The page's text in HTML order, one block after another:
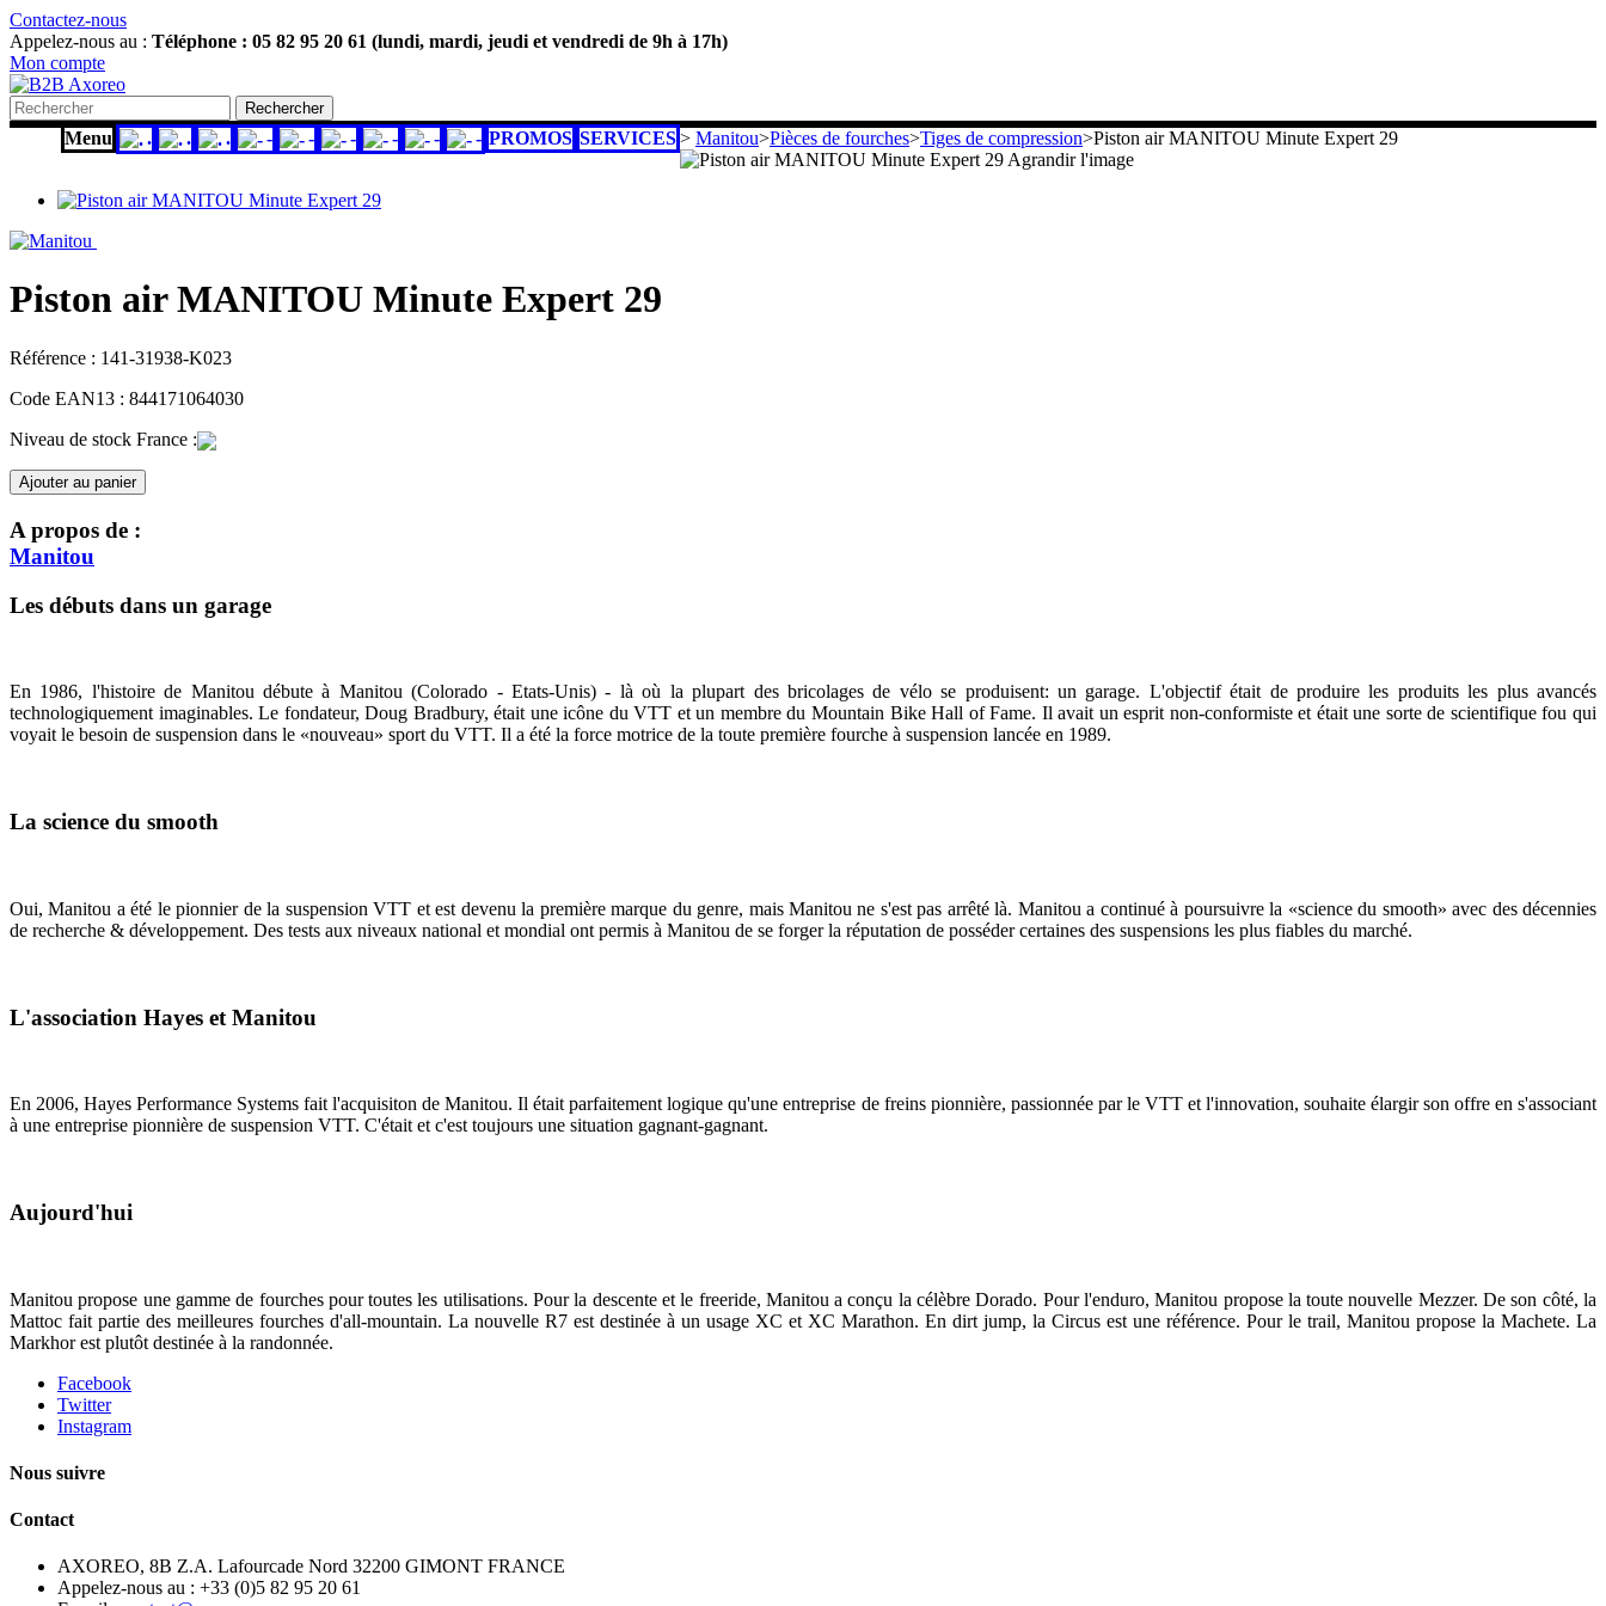
Contactez-nous
Appelez-nous au : Téléphone : 05 82 95 20 61 (lundi, mardi, jeudi et vendredi de 9h à 17h)
Mon compte
Rechercher
Menu . . . - - - - - - PROMOS SERVICES> Manitou>Pièces de fourches>Tiges de compression>Piston air MANITOU Minute Expert 29
Agrandir l'image
Piston air MANITOU Minute Expert 29
Référence : 141-31938-K023
Code EAN13 : 844171064030
Niveau de stock France :
Ajouter au panier
A propos de :
Manitou
Les débuts dans un garage
En 1986, l'histoire de Manitou débute à Manitou (Colorado - Etats-Unis) - là où la plupart des bricolages de vélo se produisent: un garage. L'objectif était de produire les produits les plus avancés
technologiquement imaginables. Le fondateur, Doug Bradbury, était une icône du VTT et un membre du Mountain Bike Hall of Fame. Il avait un esprit non-conformiste et était une sorte de scientifique fou qui
voyait le besoin de suspension dans le «nouveau» sport du VTT. Il a été la force motrice de la toute première fourche à suspension lancée en 1989.
La science du smooth
Oui, Manitou a été le pionnier de la suspension VTT et est devenu la première marque du genre, mais Manitou ne s'est pas arrêté là. Manitou a continué à poursuivre la «science du smooth» avec des décennies
de recherche & développement. Des tests aux niveaux national et mondial ont permis à Manitou de se forger la réputation de posséder certaines des suspensions les plus fiables du marché.
L'association Hayes et Manitou
En 2006, Hayes Performance Systems fait l'acquisiton de Manitou. Il était parfaitement logique qu'une entreprise de freins pionnière, passionnée par le VTT et l'innovation, souhaite élargir son offre en s'associant
à une entreprise pionnière de suspension VTT. C'était et c'est toujours une situation gagnant-gagnant.
Aujourd'hui
Manitou propose une gamme de fourches pour toutes les utilisations. Pour la descente et le freeride, Manitou a conçu la célèbre Dorado. Pour l'enduro, Manitou propose la toute nouvelle Mezzer. De son côté, la
Mattoc fait partie des meilleures fourches d'all-mountain. La nouvelle R7 est destinée à un usage XC et XC Marathon. En dirt jump, la Circus est une référence. Pour le trail, Manitou propose la Machete. La
Markhor est plutôt destinée à la randonnée.
Facebook
Twitter
Instagram
Nous suivre
Contact
AXOREO, 8B Z.A. Lafourcade Nord 32200 GIMONT FRANCE
Appelez-nous au : +33 (0)5 82 95 20 61